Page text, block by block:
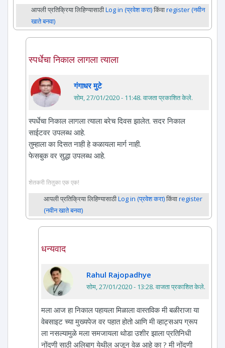
आपली प्रतिक्रिया लिहिण्यासाठीLog in (प्रवेश करा)किंवाregister (नवीन
खाते बनवा)
स्पर्धेचा निकाल लागला त्याला
गंगाधर मुटे
सोम, 27/01/2020 - 11:48. वाजता प्रकाशित केले.
स्पर्धेचा निकाल लागला त्याला बरेच दिवस झालेत. सदर निकाल
साईटवर उपलब्ध आहे.
तुम्हाला का दिसत नाही हे कळायला मार्ग नाही.
फेसबुक वर सुद्धा उपलब्ध आहे.
शेतकरी तितुका एक एक!
आपली प्रतिक्रिया लिहिण्यासाठीLog in (प्रवेश करा)किंवाregister
(नवीन खाते बनवा)
धन्यवाद
Rahul Rajopadhye
सोम, 27/01/2020 - 13:28. वाजता प्रकाशित केले.
मला आज हा निकाल पहायला मिळाला वास्तविक मी बळीराजा या
वेबसाइट च्या मुख्यपेज वर पहात होतो आणि मी व्हाट्सअप ग्रूप
ला नसल्यामुळे मला समजायला थोडा उशीर झाला प्रतिनिधी
नोंदणी साठी अलिबाग येथील अजून वेळ आहे का ? मी नोंदणी